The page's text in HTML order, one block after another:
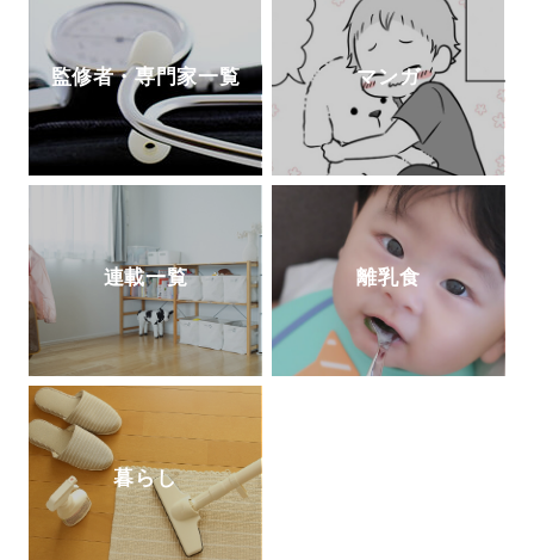
監修者・専門家一覧 マンガ
連載一覧 離乳食
暮らし